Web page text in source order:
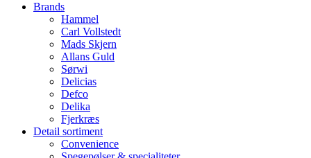
Brands
Hammel
Carl Vollstedt
Mads Skjern
Allans Guld
Sørwi
Delicias
Defco
Delika
Fjerkræs
Detail sortiment
Convenience